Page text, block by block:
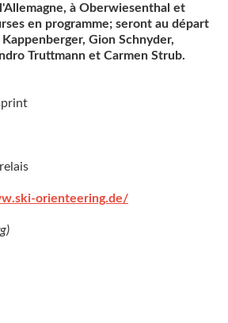
à Oberwiesenthal et
en programme; seront au départ
Gion Schnyder,
Truttmann et Carmen Strub.
orienteering.de/